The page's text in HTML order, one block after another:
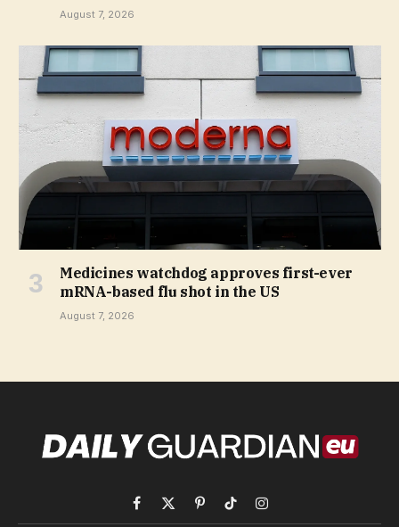
August 7, 2026
Medicines watchdog approves first-ever
mRNA-based flu shot in the US
August 7, 2026
Facebook
X
PinterestTikTokInstagram